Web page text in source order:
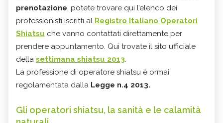
prenotazione, potete trovare qui l’elenco dei
professionisti iscritti al Registro Italiano Operatori
Shiatsu che vanno contattati direttamente per
prendere appuntamento. Qui trovate il sito ufficiale
della settimana shiatsu 2013.
La professione di operatore shiatsu è ormai
regolamentata dalla Legge n.4 2013.
Gli operatori shiatsu, la sanità e le calamità